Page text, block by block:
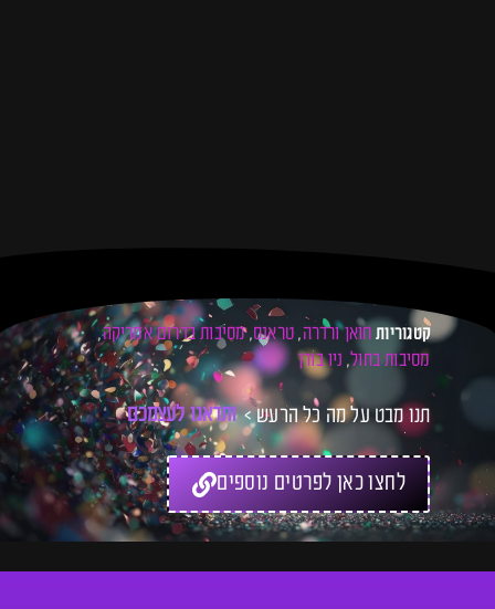
קטגוריות חואן ורדרה,טראנס,מסיבות בדרום אמריקה,
מסיבות בחול, ניו בורן
תנו מבט על מה כל הרעש > ותדאגו לעצמכם לכר
לחצו כאן לפרטים נוספים